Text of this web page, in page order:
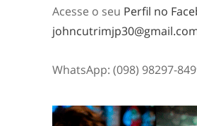
Acesse o seu Perfil no
WhatsApp: (098) 98297-